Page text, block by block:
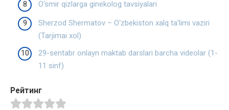
O‘smir qizlarga ginekolog tavsiyalari
Sherzod Shermatov – O‘zbekiston xalq ta’limi vaziri
(Tarjimai xol)
29-sentabr onlayn maktab darslari barcha videolar (1-
11 sinf)
Рейтинг